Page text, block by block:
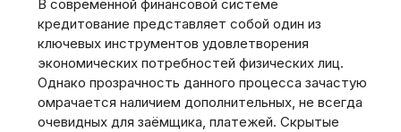
В современной финансовой системе
кредитование представляет собой один из
ключевых инструментов удовлетворения
экономических потребностей физических лиц.
Однако прозрачность данного процесса зачастую
омрачается наличием дополнительных, не всегда
очевидных для заёмщика, платежей. Скрытые